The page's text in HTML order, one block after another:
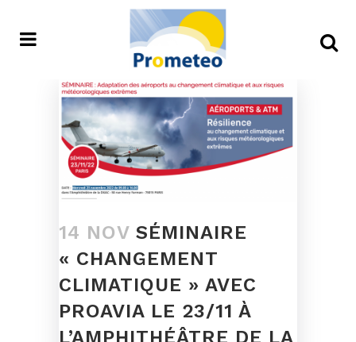
14 NOV SÉMINAIRE
« CHANGEMENT
CLIMATIQUE » AVEC
PROAVIA LE 23/11 À
L’AMPHITHÉÂTRE DE LA